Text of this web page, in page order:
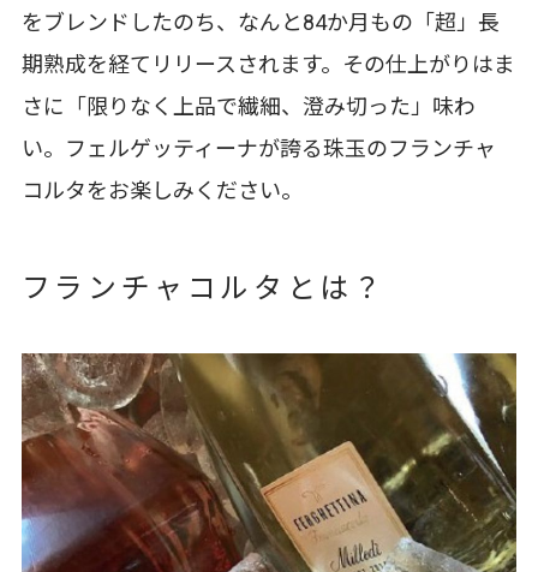
をブレンドしたのち、なんと84か月もの「超」長
期熟成を経てリリースされます。その仕上がりはま
さに「限りなく上品で繊細、澄み切った」味わ
い。フェルゲッティーナが誇る珠玉のフランチャ
コルタをお楽しみください。
フランチャコルタとは？